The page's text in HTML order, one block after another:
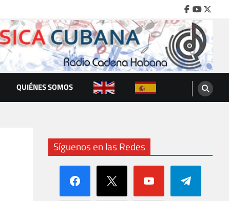
Facebook
Youtube
QUIÉNES SOMOS
Síguenos en las Redes
facebook x youtube telegram